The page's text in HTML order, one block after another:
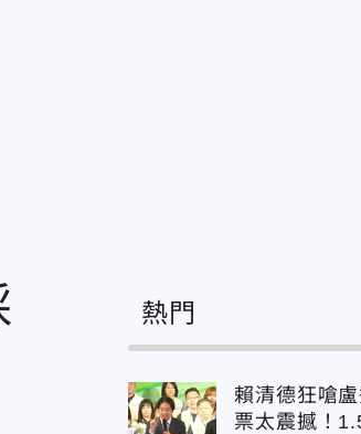
熱門
賴清德狂嗆
票太震撼！